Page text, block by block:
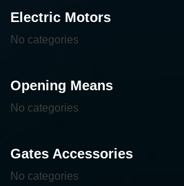
Electric Motors
No categories
Opening Means
No categories
Gates Accessories
No categories